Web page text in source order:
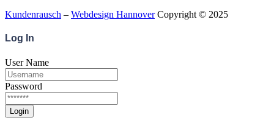
Kundenrausch – Webdesign HannoverCopyright © 2025
Log In
User Name
Password